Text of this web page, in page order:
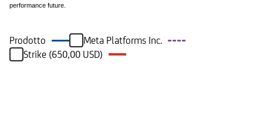
performance future.
Prodotto
Meta Platforms Inc.
Strike (650,00 USD)